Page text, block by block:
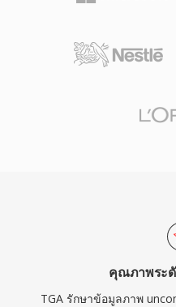
คุณภาพระ
TGA รักษาข้อมูลภาพ